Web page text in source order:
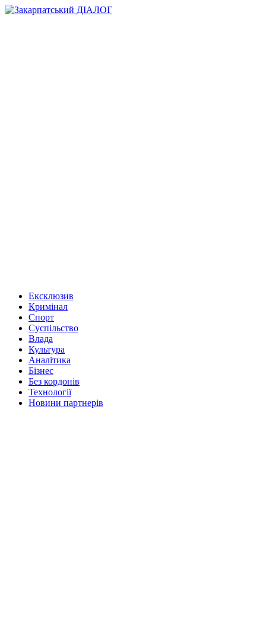
Ексклюзив
Кримінал
Спорт
Суспільство
Влада
Культура
Аналітика
Бізнес
Без кордонів
Технології
Новини партнерів